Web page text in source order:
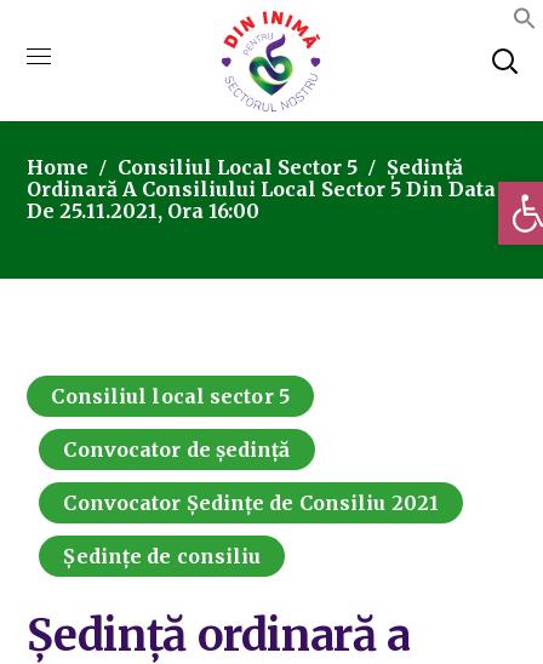
Home Consiliul Local Sector 5
Ședință
Ordinară A Consiliului Local Sector 5 Din Data
De 25.11.2021, Ora 16:00
Consiliul local sector 5
Convocator de ședință
Convocator Ședințe de Consiliu 2021
Ședințe de consiliu
Ședință ordinară a